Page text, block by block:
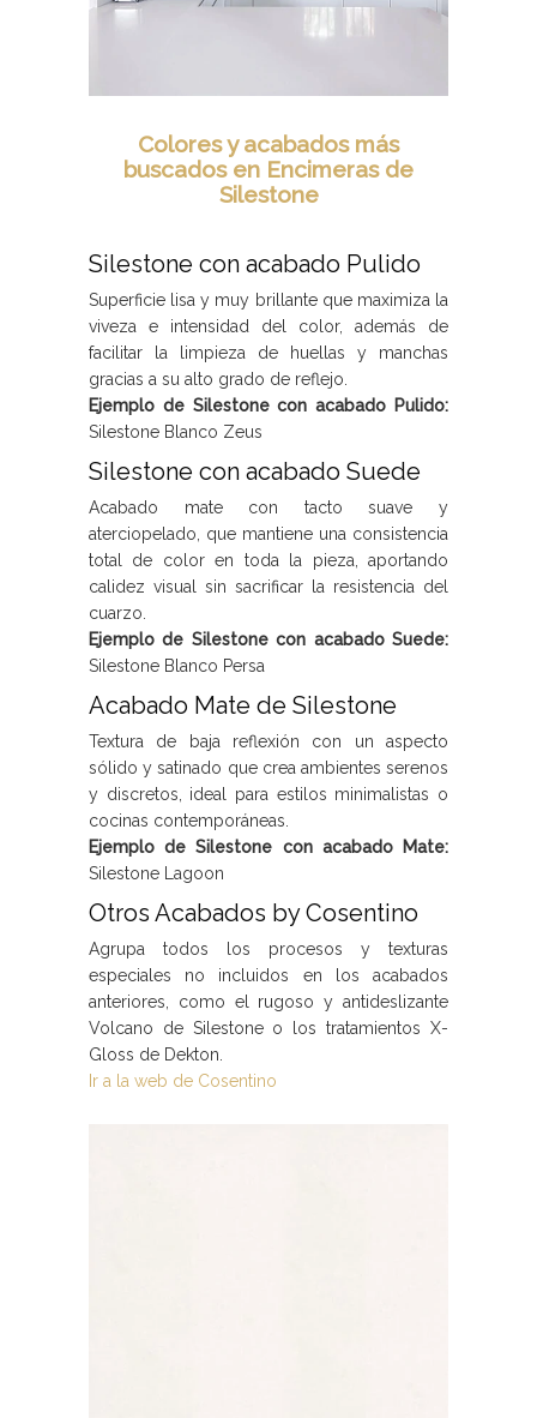
Colores y acabados más
buscados en Encimeras de
Silestone
Silestone con acabado Pulido
Superficie lisa y muy brillante que maximiza la
viveza e intensidad del color, además de
facilitar la limpieza de huellas y manchas
gracias a su alto grado de reflejo.
Ejemplo de Silestone con acabado Pulido:
Silestone Blanco Zeus
Silestone con acabado Suede
Acabado mate con tacto suave y
aterciopelado, que mantiene una consistencia
total de color en toda la pieza, aportando
calidez visual sin sacrificar la resistencia del
cuarzo.
Ejemplo de Silestone con acabado Suede:
Silestone Blanco Persa
Acabado Mate de Silestone
Textura de baja reflexión con un aspecto
sólido y satinado que crea ambientes serenos
y discretos, ideal para estilos minimalistas o
cocinas contemporáneas.
Ejemplo de Silestone con acabado Mate:
Silestone Lagoon
Otros Acabados by Cosentino
Agrupa todos los procesos y texturas
especiales no incluidos en los acabados
anteriores, como el rugoso y antideslizante
Volcano de Silestone o los tratamientos X-
Gloss de Dekton.
Ir a la web de Cosentino